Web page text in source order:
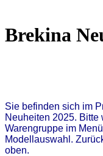
Brekina
Sie befinden sich im
Neuheiten 2025.
Warengruppe im
Modellauswahl.
oben.